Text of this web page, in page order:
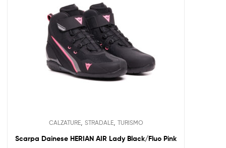
CALZATURE, STRADALE, TURISMO
Scarpa Dainese HERIAN AIR Lady Black/Fluo Pink